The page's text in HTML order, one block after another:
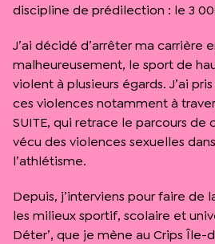
discipline de prédilection : le 3
J’ai décidé d’arrêter ma carrière
malheureusement, le sport de
violent à plusieurs égards. J’ai
ces violences notamment à
SUITE, qui retrace le parcours de
vécu des violences sexuelles
l’athlétisme.
Depuis, j’interviens pour faire de
les milieux sportif, scolaire et
Déter’, que je mène au Crips Île-